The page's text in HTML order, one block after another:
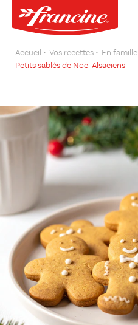
Accueil Vos recettes
En famille
Petits sablés de Noël Alsaciens